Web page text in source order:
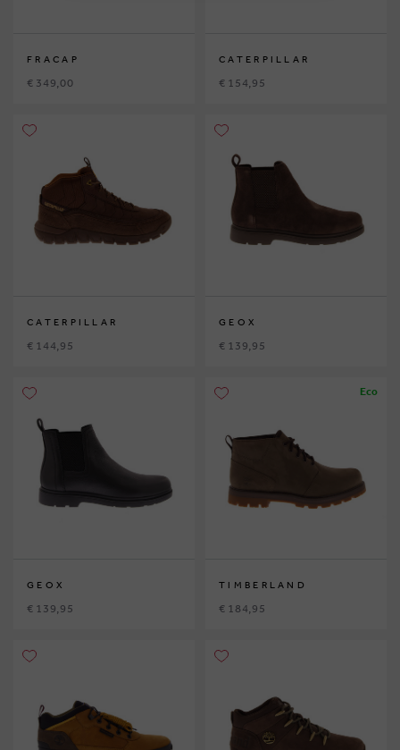
FRACAP
€ 349,00
CATERPILLAR
€ 154,95
CATERPILLAR
€ 144,95
GEOX
€ 139,95
GEOX
€ 139,95
Eco
TIMBERLAND
€ 184,95